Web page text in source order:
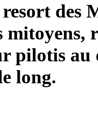
des
mitoyens,
pilotis au
long.